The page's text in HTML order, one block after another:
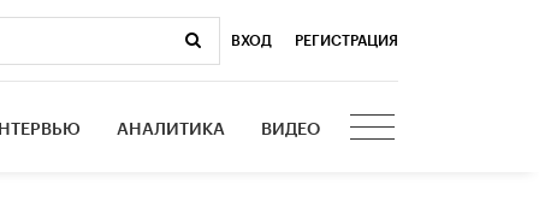
ВХОД РЕГИСТРАЦИЯ
АНАЛИТИКА ВИДЕО